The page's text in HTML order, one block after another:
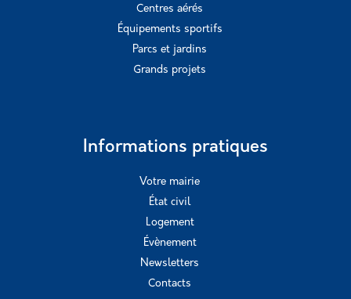
Centres aérés
Équipements sportifs
Parcs et jardins
Grands projets
Informations pratiques
Votre mairie
État civil
Logement
Évènement
Newsletters
Contacts